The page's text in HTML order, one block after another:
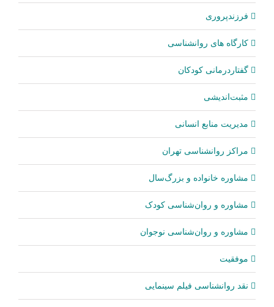
فرزندپروری
کارگاه های روانشناسی
گفتاردرمانی کودکان
مثبت‌اندیشی
مدیریت منابع انسانی
مراکز روانشناسی تهران
مشاوره خانواده و بزرگ‌سال
مشاوره و روان‌شناسی کودک
مشاوره و روان‌شناسی نوجوان
موفقیت
نقد روانشناسی فیلم سینمایی